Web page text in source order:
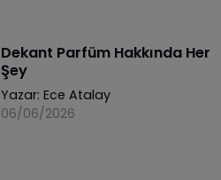
Dekant Parfüm Hakkında Her
Şey
Yazar: Ece Atalay
06/06/2026